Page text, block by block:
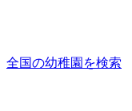
全国の幼稚園を検索